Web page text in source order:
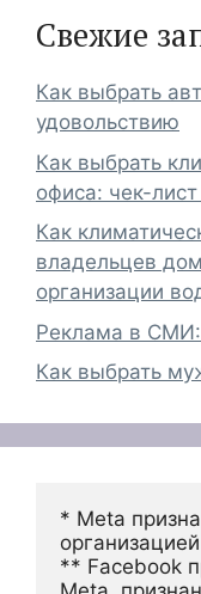
Свежие
Как выбрать
удовольствию
Как выбрать
офиса: чек-
Как
владельцев
организации
Реклама в СМИ:
Как выбрать
* Meta
** Facebook